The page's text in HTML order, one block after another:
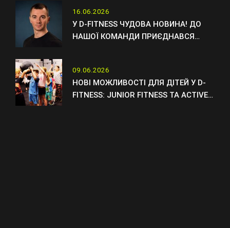
У D-FITNESS ЧУДОВА НОВИНА! ДО
НАШОЇ КОМАНДИ ПРИЄДНАВСЯ
16.06.2026
НОВІ МОЖЛИВОСТІ ДЛЯ ДІТЕЙ У D-
FITNESS: JUNIOR FITNESS ТА ACTIVE
09.06.2026